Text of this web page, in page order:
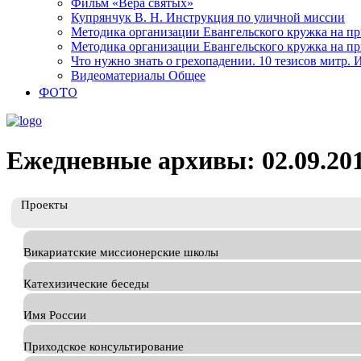
Фильм «Вера святых»
Купрянчук В. Н. Инструкция по уличной миссии
Методика организации Евангельского кружка на
Методика организации Евангельского кружка на
Что нужно знать о грехопадении. 10 тезисов митр.
Видеоматериалы Общее
ФОТО
Ежедневные архивы:
Проекты
Викариатские миссионерские школы
Катехизические беседы
Имя России
Приходское консультирование